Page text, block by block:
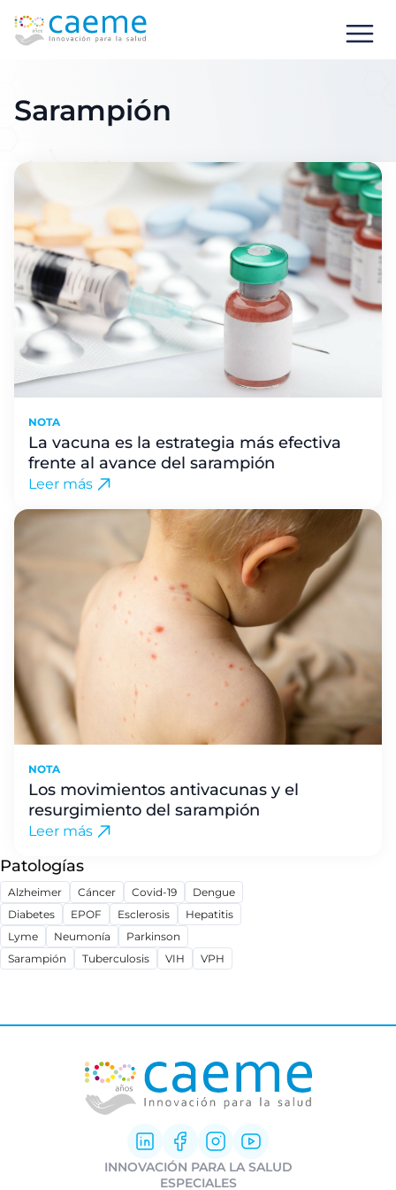
Sarampión
NOTA
La vacuna es la estrategia más efectiva
frente al avance del sarampión
Leer más
NOTA
Los movimientos antivacunas y el
resurgimiento del sarampión
Leer más
Patologías
Alzheimer Cáncer Covid-19
Dengue
Diabetes
EPOF Esclerosis
Hepatitis
Lyme
Neumonía
Parkinson
Sarampión
Tuberculosis VIH VPH
INNOVACIÓN PARA LA SALUD
Innovación Farmacéutica
ESPECIALES